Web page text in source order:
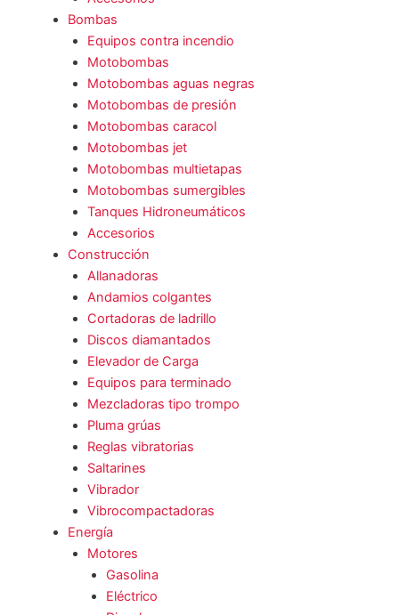
Bombas
Equipos contra incendio
Motobombas
Motobombas aguas negras
Motobombas de presión
Motobombas caracol
Motobombas jet
Motobombas multietapas
Motobombas sumergibles
Tanques Hidroneumáticos
Accesorios
Construcción
Allanadoras
Andamios colgantes
Cortadoras de ladrillo
Discos diamantados
Elevador de Carga
Equipos para terminado
Mezcladoras tipo trompo
Pluma grúas
Reglas vibratorias
Saltarines
Vibrador
Vibrocompactadoras
Energía
Motores
Gasolina
Eléctrico